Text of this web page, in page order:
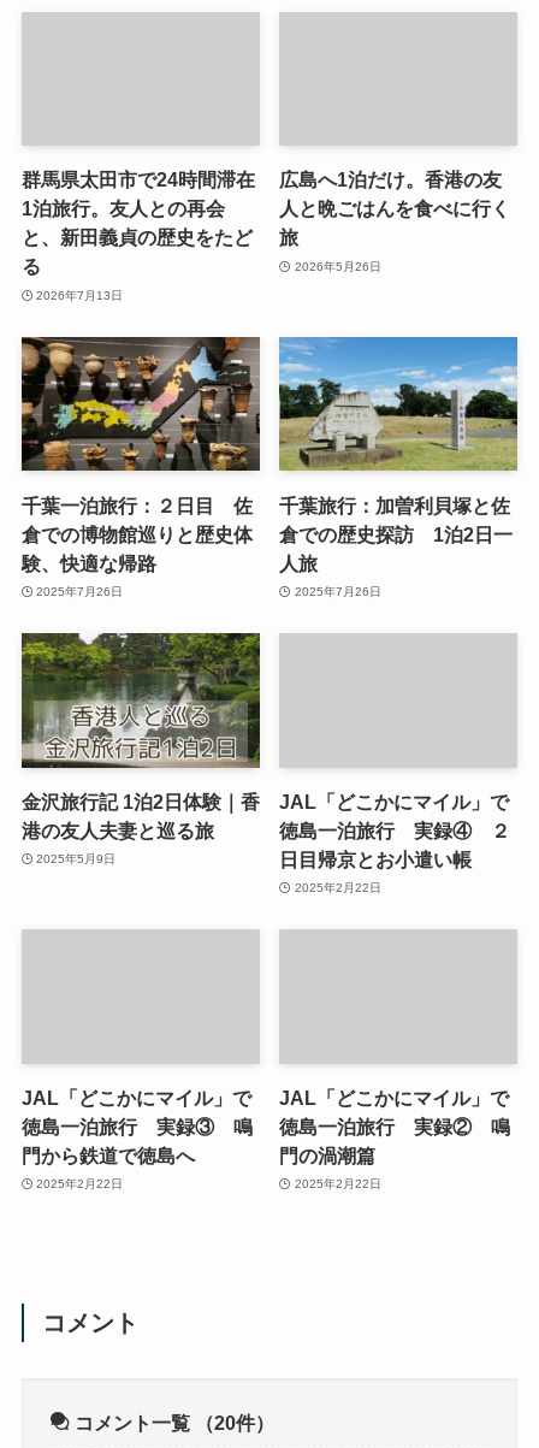
群馬県太田市で24時間滞在
1泊旅行。友人との再会
と、新田義貞の歴史をたど
る
2026年7月13日
広島へ1泊だけ。香港の友
人と晩ごはんを食べに行く
旅
2026年5月26日
千葉一泊旅行：２日目 佐
倉での博物館巡りと歴史体
験、快適な帰路
2025年7月26日
千葉旅行：加曽利貝塚と佐
倉での歴史探訪 1泊2日一
人旅
2025年7月26日
金沢旅行記 1泊2日体験｜香
港の友人夫妻と巡る旅
2025年5月9日
JAL「どこかにマイル」で
徳島一泊旅行 実録④ ２
日目帰京とお小遣い帳
2025年2月22日
JAL「どこかにマイル」で
徳島一泊旅行 実録③ 鳴
門から鉄道で徳島へ
2025年2月22日
JAL「どこかにマイル」で
徳島一泊旅行 実録② 鳴
門の渦潮篇
2025年2月22日
コメント
コメント一覧 （20件）